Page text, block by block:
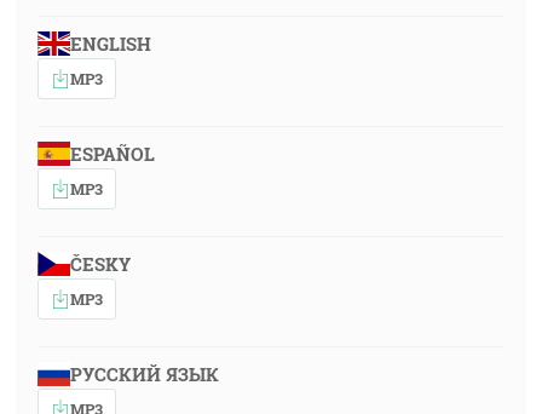
ENGLISH
MP3
ESPAÑOL
MP3
ČESKY
MP3
РУССКИЙ ЯЗЫК
MP3